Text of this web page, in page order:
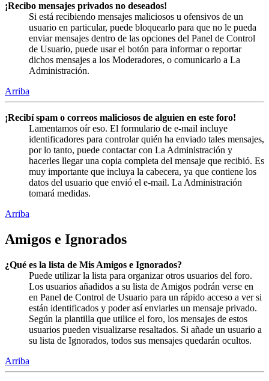
¡Recibo mensajes privados no deseados!
Si está recibiendo mensajes maliciosos u ofensivos de un
usuario en particular, puede bloquearlo para que no le pueda
enviar mensajes dentro de las opciones del Panel de Control
de Usuario, puede usar el botón para informar o reportar
dichos mensajes a los Moderadores, o comunicarlo a La
Administración.
Arriba
¡Recibí spam o correos maliciosos de alguien en este foro!
Lamentamos oír eso. El formulario de e-mail incluye
identificadores para controlar quién ha enviado tales mensajes,
por lo tanto, puede contactar con La Administración y
hacerles llegar una copia completa del mensaje que recibió. Es
muy importante que incluya la cabecera, ya que contiene los
datos del usuario que envió el e-mail. La Administración
tomará medidas.
Arriba
Amigos e Ignorados
¿Qué es la lista de Mis Amigos e Ignorados?
Puede utilizar la lista para organizar otros usuarios del foro.
Los usuarios añadidos a su lista de Amigos podrán verse en
en Panel de Control de Usuario para un rápido acceso a ver si
están identificados y poder así enviarles un mensaje privado.
Según la plantilla que utilice el foro, los mensajes de estos
usuarios pueden visualizarse resaltados. Si añade un usuario a
su lista de Ignorados, todos sus mensajes quedarán ocultos.
Arriba